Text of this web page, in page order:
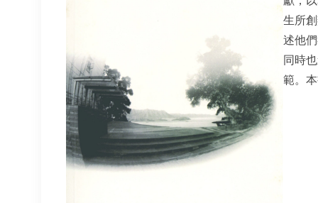
生所
述他
同時
範。